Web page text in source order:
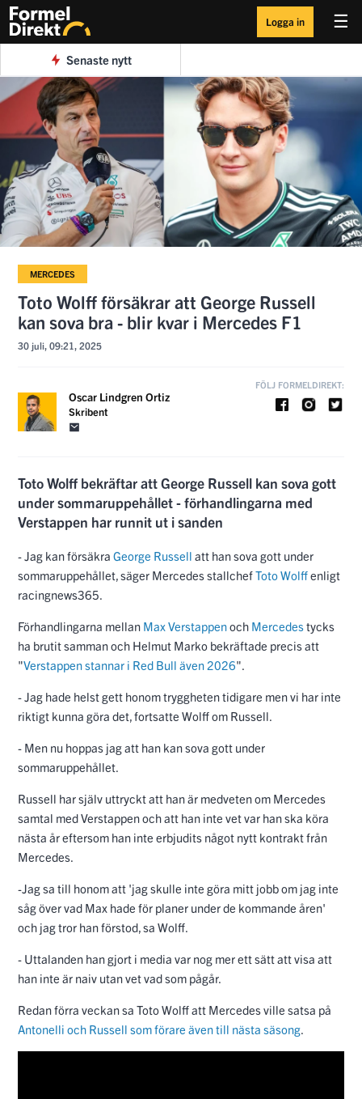
☰
Logga in
Senaste nytt
MERCEDES
Toto Wolff försäkrar att George Russell
kan sova bra - blir kvar i Mercedes F1
30 juli, 09:21, 2025
Oscar Lindgren Ortiz
Skribent
FÖLJ FORMELDIREKT:
Toto Wolff bekräftar att George Russell kan sova gott
under sommaruppehållet - förhandlingarna med
Verstappen har runnit ut i sanden
- Jag kan försäkra George Russell att han sova gott under
sommaruppehållet, säger Mercedes stallchefToto Wolffenligt
racingnews365.
Förhandlingarna mellan Max Verstappenoch Mercedestycks
ha brutit samman och Helmut Marko bekräftade precis att
"Verstappen stannar i Red Bull även 2026".
- Jag hade helst gett honom tryggheten tidigare men vi har inte
riktigt kunna göra det, fortsatte Wolff om Russell.
- Men nu hoppas jag att han kan sova gott under
sommaruppehållet.
Russell har själv uttryckt att han är medveten om Mercedes
samtal med Verstappen och att han inte vet var han ska köra
nästa år eftersom han inte erbjudits något nytt kontrakt från
Mercedes.
-Jag sa till honom att 'jag skulle inte göra mitt jobb om jag inte
såg över vad Max hade för planer under de kommande åren'
och jag tror han förstod, sa Wolff.
- Uttalanden han gjort i media var nog mer ett sätt att visa att
han inte är naiv utan vet vad som pågår.
Redan förra veckan sa Toto Wolff att Mercedes ville satsa på
Antonelli och Russell som förare även till nästa säsong